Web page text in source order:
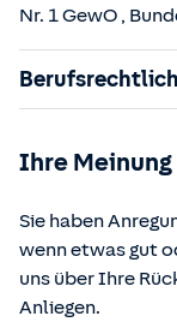
Nr. 1 GewO ,
§§ 59 – 68
§ 48b
Verordnung
Ihre
Sie haben
wenn etwas gut
uns über Ihre
Anliegen.